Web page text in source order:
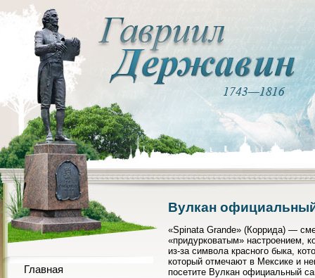
Главная
Вулкан
«Spinata Grande» (Коррида) —
«придурковатым» настроением,
из-за символа красного быка,
который отмечают в Мексике и
посетите Вулкан официальный